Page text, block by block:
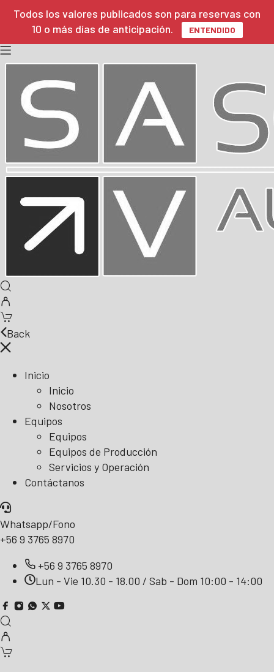
Todos los valores publicados son para reservas con
10 o más días de anticipación.
ENTENDIDO
Back
Inicio
Inicio
Nosotros
Equipos
Equipos
Equipos de Producción
Servicios y Operación
Contáctanos
Whatsapp/Fono
+56 9 3765 8970
+56 9 3765 8970
Lun - Vie 10.30 - 18.00 / Sab - Dom 10:00 - 14:00